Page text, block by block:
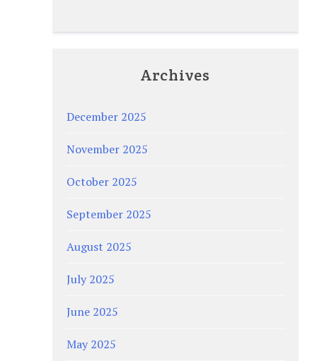
Archives
December 2025
November 2025
October 2025
September 2025
August 2025
July 2025
June 2025
May 2025